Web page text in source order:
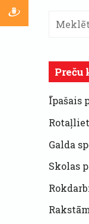
Preču
Īpašais
Galda
Skolas